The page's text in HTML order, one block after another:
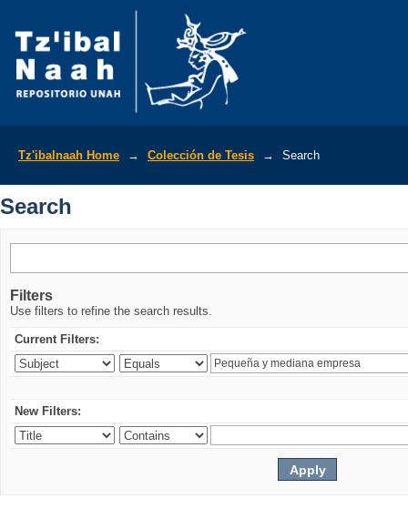
Tz'ibalnaah Home → Colección de Tesis → Search
Search
Filters
Use filters to refine the search results.
Current Filters:
New Filters: